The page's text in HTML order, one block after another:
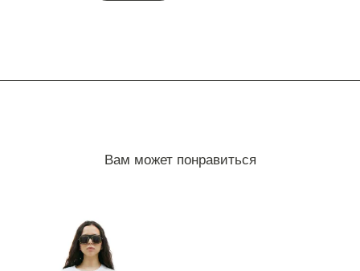
Вам может понравиться